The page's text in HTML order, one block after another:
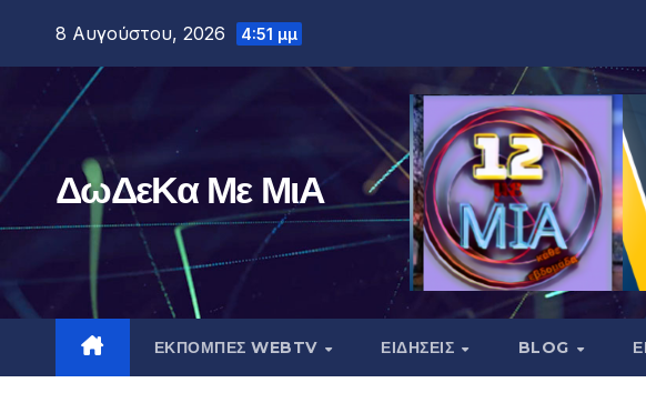
περιεχόμενο
8 Αυγούστου, 2026 4:51 μμ
ΔωΔεΚα Με ΜιΑ
ΕΚΠΟΜΠΕΣ WEBTV ΕΙΔΗΣΕΙΣ BLOG